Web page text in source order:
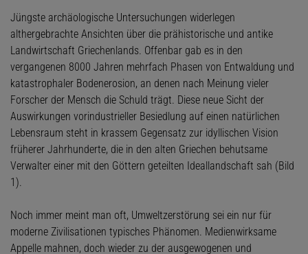
Jüngste archäologische Untersuchungen widerlegen
althergebrachte Ansichten über die prähistorische und antike
Landwirtschaft Griechenlands. Offenbar gab es in den
vergangenen 8000 Jahren mehrfach Phasen von Entwaldung und
katastrophaler Bodenerosion, an denen nach Meinung vieler
Forscher der Mensch die Schuld trägt. Diese neue Sicht der
Auswirkungen vorindustrieller Besiedlung auf einen natürlichen
Lebensraum steht in krassem Gegensatz zur idyllischen Vision
früherer Jahrhunderte, die in den alten Griechen behutsame
Verwalter einer mit den Göttern geteilten Ideallandschaft sah (Bild
1).
Noch immer meint man oft, Umweltzerstörung sei ein nur für
moderne Zivilisationen typisches Phänomen. Medienwirksame
Appelle mahnen, doch wieder zu der ausgewogenen und